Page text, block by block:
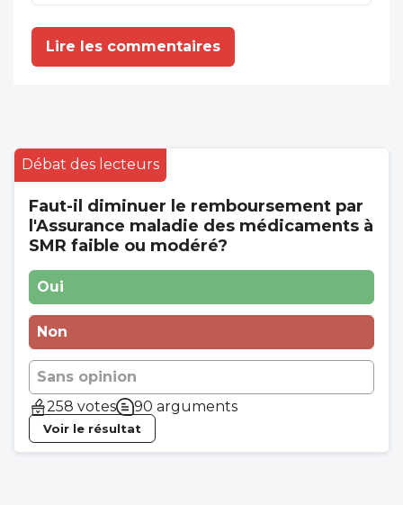
Lire les commentaires
Débat des lecteurs
Faut-il diminuer le remboursement par
l'Assurance maladie des médicaments à
SMR faible ou modéré?
Oui
Non
Sans opinion
258 votes
90 arguments
Voir le résultat